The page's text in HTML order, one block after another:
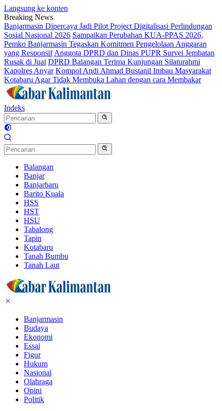
Langsung ke konten
Breaking News
Banjarmasin Dipercaya Jadi Pilot Project Digitalisasi Perlindungan
Sosial Nasional 2026 Sampaikan Perubahan KUA-PPAS 2026,
Pemko Banjarmasin Tegaskan Komitmen Pengelolaan Anggaran
yang Responsif Anggota DPRD dan Dinas PUPR Survei Jembatan
Rusak di Juai DPRD Balangan Terima Kunjungan Silaturahmi
Kapolres Anyar Kompol Andi Ahmad Bustanil Imbau Masyarakat
Kotabaru Agar Tidak Membuka Lahan dengan cara Membakar
Indeks
Balangan
Banjar
Banjarbaru
Barito Kuala
HSS
HST
HSU
Tabalong
Tapin
Kotabaru
Tanah Bumbu
Tanah Laut
Banjarmasin
Budaya
Ekonomi
Essai
Figur
Hukum
Nasional
Olahraga
Opini
Politik